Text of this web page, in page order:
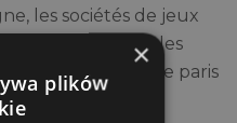
les sociétés de jeux
de jeux virtuels, les
les sociétés de paris
jeux en ligne
×
plików